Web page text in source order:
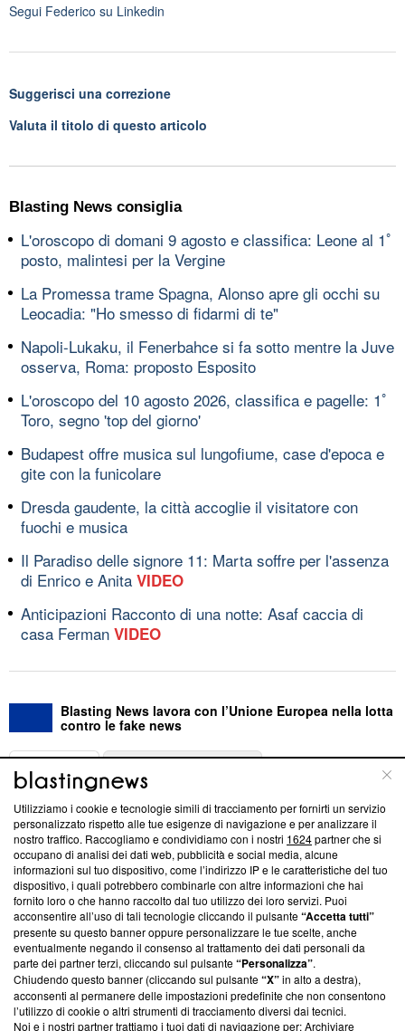
Segui Federico su Linkedin
Suggerisci una correzione
Valuta il titolo di questo articolo
Blasting News consiglia
L'oroscopo di domani 9 agosto e classifica: Leone al 1ﾟ
posto, malintesi per la Vergine
La Promessa trame Spagna, Alonso apre gli occhi su
Leocadia: "Ho smesso di fidarmi di te"
Napoli-Lukaku, il Fenerbahce si fa sotto mentre la Juve
osserva, Roma: proposto Esposito
L'oroscopo del 10 agosto 2026, classifica e pagelle: 1ﾟ
Toro, segno 'top del giorno'
Budapest offre musica sul lungofiume, case d'epoca e
gite con la funicolare
Dresda gaudente, la città accoglie il visitatore con
fuochi e musica
Il Paradiso delle signore 11: Marta soffre per l'assenza
di Enrico e Anita VIDEO
Anticipazioni Racconto di una notte: Asaf caccia di
casa Ferman VIDEO
Blasting News lavora con l’Unione Europea nella lotta
contro le fake news
ABOUT
Questa sezione offre informazioni trasparenti su Blasting
News, sui nostri processi editoriali e su come ci impegniamo a
creare news di qualità. Inoltre, afferma la nostra aderenza a
‘Trust Project - News with Integrity’Blasting News non è
ancora membro del programma, ma ha richiesto di farne
parte; Trust Project non ha ancora effettuato una verifica di
conformità agli standard.
Su di noi
Team editoriale
Utilizziamo i cookie e tecnologie simili di tracciamento per fornirti un servizio
personalizzato rispetto alle tue esigenze di navigazione e per analizzare il
nostro traffico. Raccogliamo e condividiamo con i nostri 1624partner che si
occupano di analisi dei dati web, pubblicità e social media, alcune
informazioni sul tuo dispositivo, come l’indirizzo IP e le caratteristiche del tuo
dispositivo, i quali potrebbero combinarle con altre informazioni che hai
fornito loro o che hanno raccolto dal tuo utilizzo dei loro servizi. Puoi
acconsentire all’uso di tali tecnologie cliccando il pulsante“Accetta tutti”
presente su questo banner oppure personalizzare le tue scelte, anche
eventualmente negando il consenso al trattamento dei dati personali da
parte dei partner terzi, cliccando sul pulsante“Personalizza”.
Chiudendo questo banner (cliccando sul pulsante“X”in alto a destra),
acconsenti al permanere delle impostazioni predefinite che non consentono
l’utilizzo di cookie o altri strumenti di tracciamento diversi dai tecnici.
Noi e i nostri partner trattiamo i tuoi dati di navigazione per: Archiviare